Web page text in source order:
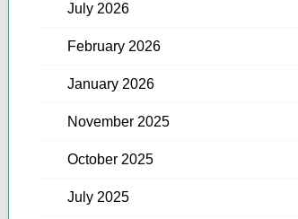
July 2026
February 2026
January 2026
November 2025
October 2025
July 2025